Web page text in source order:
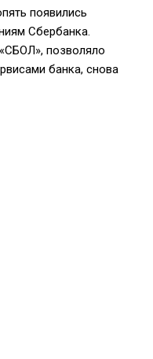
появились
Сбербанка.
позволяло
банка, снова